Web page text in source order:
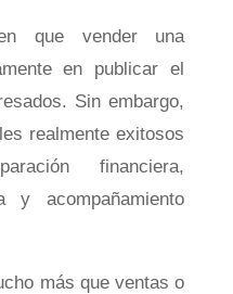
que vender una
en publicar el
Sin embargo,
realmente exitosos
financiera,
y acompañamiento
más que ventas o